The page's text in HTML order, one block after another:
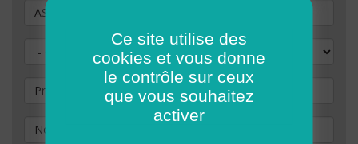
Vous souhaitez postuler au poste de
Prénom
Nom
Ce site utilise des
cookies et vous donne
le contrôle sur ceux
que vous souhaitez
activer